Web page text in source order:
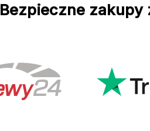
Bezpieczne